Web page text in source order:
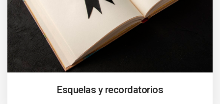
Esquelas y recordatorios